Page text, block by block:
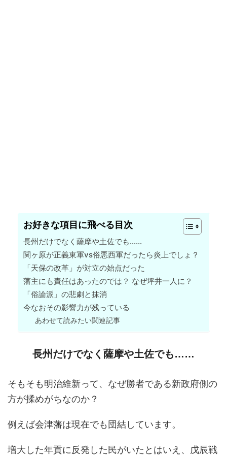
お好きな項目に飛べる目次
長州だけでなく薩摩や土佐でも……
関ヶ原が正義東軍vs俗悪西軍だったら炎上でしょ？
「天保の改革」が対立の始点だった
藩主にも責任はあったのでは？ なぜ坪井一人に？
「俗論派」の悲劇と抹消
今なおその影響力が残っている
あわせて読みたい関連記事
長州だけでなく薩摩や土佐でも……
そもそも明治維新って、なぜ勝者である新政府側の
方が揉めがちなのか？
例えば会津藩は現在でも団結しています。
増大した年貢に反発した民がいたとはいえ、戊辰戦